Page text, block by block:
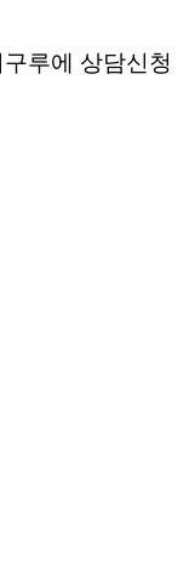
루에 상담신청